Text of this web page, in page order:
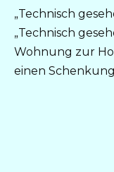
„Technisch
„Technisch
Wohnung zur
einen